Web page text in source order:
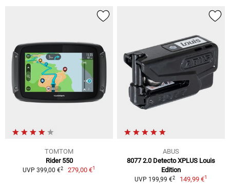
TOMTOM
Rider 550
UVP 399,00 €2 279,00 €1
ABUS
8077 2.0 Detecto XPLUS Louis
Edition
UVP 199,99 €2 149,99 €1